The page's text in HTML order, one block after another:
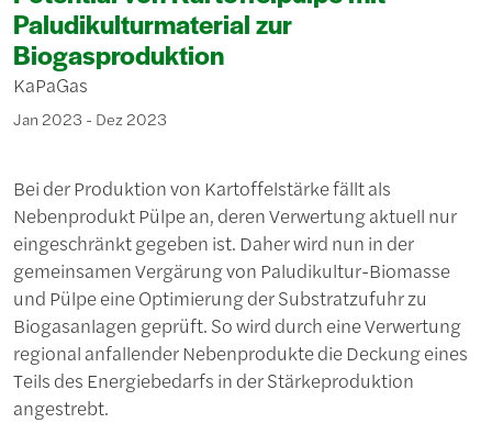
Paludikulturmaterial zur
Biogasproduktion
KaPaGas
Jan 2023 - Dez 2023
Bei der Produktion von Kartoffelstärke fällt als
Nebenprodukt Pülpe an, deren Verwertung aktuell nur
eingeschränkt gegeben ist. Daher wird nun in der
gemeinsamen Vergärung von Paludikultur-Biomasse
und Pülpe eine Optimierung der Substratzufuhr zu
Biogasanlagen geprüft. So wird durch eine Verwertung
regional anfallender Nebenprodukte die Deckung eines
Teils des Energiebedarfs in der Stärkeproduktion
angestrebt.